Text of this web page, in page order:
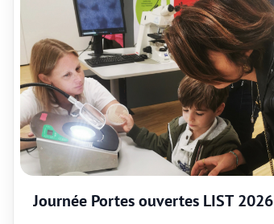
Journée Portes ouvertes LIST 2026